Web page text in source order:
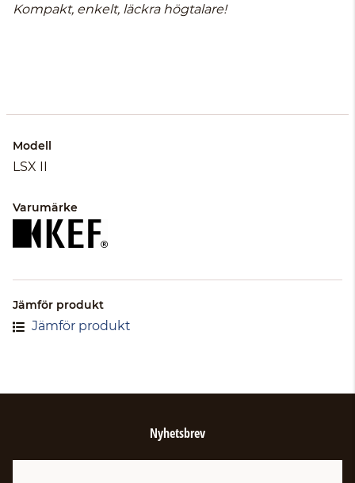
Kompakt, enkelt, läckra högtalare!
Modell
LSX II
Varumärke
Jämför produkt
Jämför produkt
Nyhetsbrev